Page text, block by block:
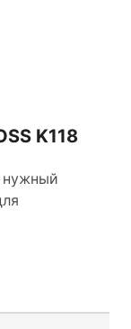
K118
нужный